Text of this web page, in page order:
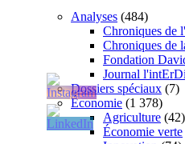
Analyses (484)
Chroniques de
Chroniques de
Fondation
Journal
Dossiers spéciaux (7)
Économie (1 378)
Agriculture (42)
Économie verte